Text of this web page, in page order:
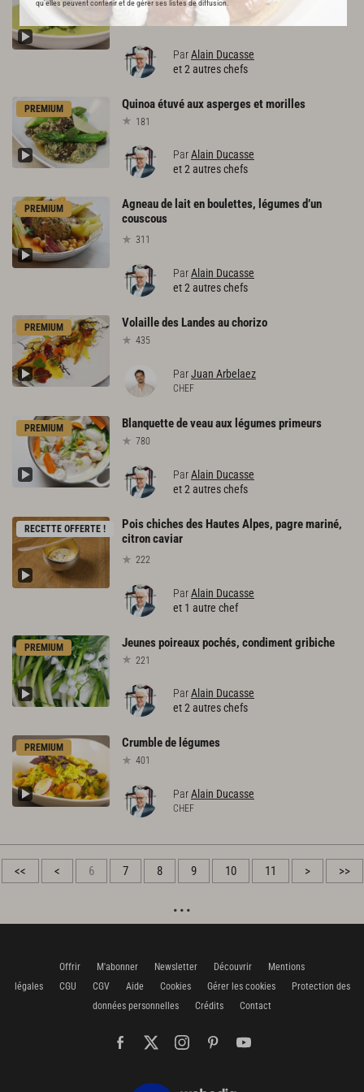
qu’elles peuvent contenir et de gérer ses listes de diffusion.
641
ParAlain Ducasse
et 2 autres chefs
PREMIUM Quinoaétuvéauxaspergesetmorilles
181
ParAlain Ducasse
et 2 autres chefs
PREMIUM
Agneau de lait en boulettes, légumes d’un
couscous
311
ParAlain Ducasse
et 2 autres chefs
PREMIUM Volailledes Landesauchorizo
435
ParJuan Arbelaez
CHEF
PREMIUM Blanquettedeveauaux légumesprimeurs
780
ParAlain Ducasse
et 2 autres chefs
RECETTE OFFERTE !
Pois chiches des Hautes Alpes, pagre mariné,
citron caviar
222
ParAlain Ducasse
et 1 autre chef
PREMIUM Jeunespoireauxpochés, condimentgribiche
221
ParAlain Ducasse
et 2 autres chefs
PREMIUM Crumblede légumes
401
ParAlain Ducasse
CHEF
<< < 6 7 8 9 10 11 > >>
Offrir M'abonner Newsletter Découvrir
Mentions
légales
CGU CGV Aide Cookies Gérer les cookies
Protection des
données personnelles
Crédits Contact